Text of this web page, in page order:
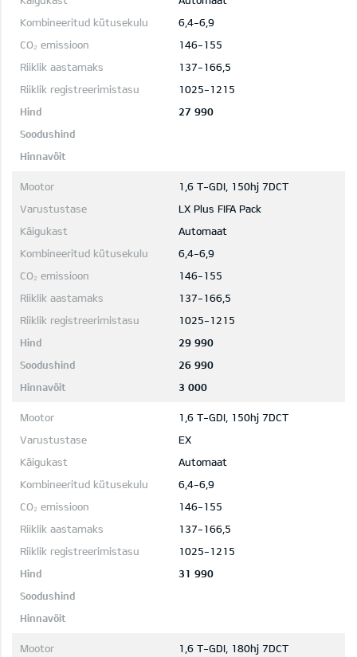
6,4-6,9
146-155
137-166,5
1025-1215
27 990
1,6 T-GDI, 150hj 7DCT
LX Plus FIFA Pack
Automaat
6,4-6,9
146-155
137-166,5
1025-1215
29 990
26 990
3 000
1,6 T-GDI, 150hj 7DCT
EX
Automaat
6,4-6,9
146-155
137-166,5
1025-1215
31 990
1,6 T-GDI, 180hj 7DCT